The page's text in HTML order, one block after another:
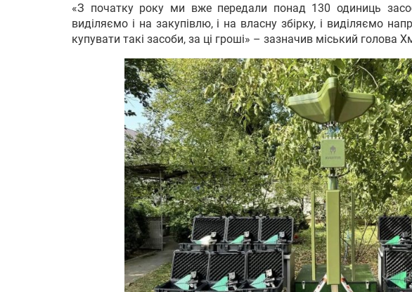
«З початку року ми вже передали понад 130 одиниць
виділяємо і на закупівлю, і на власну збірку, і виділяємо
купувати такі засоби, за ці гроші» – зазначив міський голова